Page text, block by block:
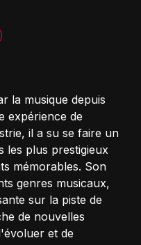
la musique depuis
expérience de
il a su se faire un
les plus prestigieux
mémorables. Son
genres musicaux,
sur la piste de
de nouvelles
et de